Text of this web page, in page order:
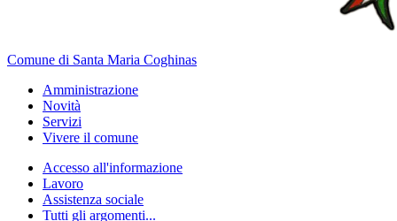
Comune di Santa Maria Coghinas
Amministrazione
Novità
Servizi
Vivere il comune
Accesso all'informazione
Lavoro
Assistenza sociale
Tutti gli argomenti...